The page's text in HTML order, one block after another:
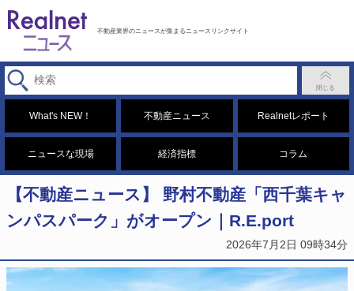
不動産業界のニュースが集まるニュースリンクサイト
What's NEW！ 不動産ニュース Realnetレポート
ニュースな現場 経済指標 コラム
【不動産ニュース】 野村不動産「西千葉キャ
ンパスパーク」がオープン｜R.E.port
2026年7月2日 09時34分